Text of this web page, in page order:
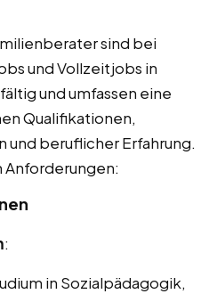
sind bei
und Vollzeitjobs in
und umfassen eine
Qualifikationen,
und beruflicher Erfahrung.
Anforderungen:
:
in Sozialpädagogik,